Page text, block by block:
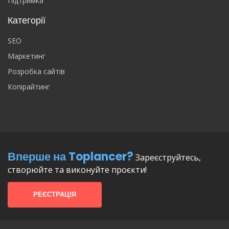
Категорії
SEO
Маркетинг
Розробка сайтів
Копірайтинг
Вперше на Toplancer? Зареєструйтесь,
створюйте та виконуйте проєкти!
РЕЄСТРАЦІЯ